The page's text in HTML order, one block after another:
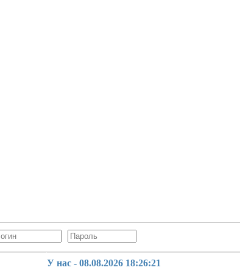
У нас - 08.08.2026 18:26:23